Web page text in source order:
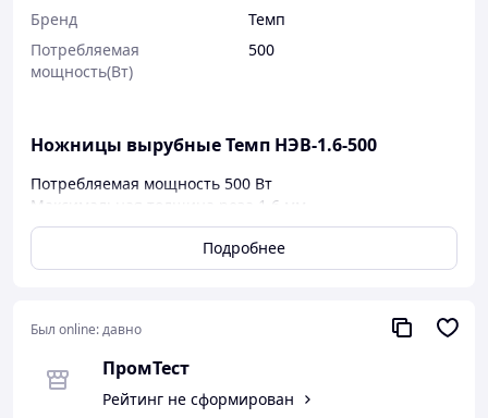
Бренд
Темп
Потребляемая
мощность(Вт)
500
Ножницы вырубные Темп НЭВ-1.6-500
Потребляемая мощность 500 Вт
Максимальная толщина реза 1.6 мм.
Класс безопасности II
Напряжение сети питания 220 В
Частота тока 50 Гц
Комплектность :
Ключ рожковый 1шт.
Ключ шестигранный 1шт.
Подробнее
Был online:давно
ПромТест
Рейтинг не сформирован